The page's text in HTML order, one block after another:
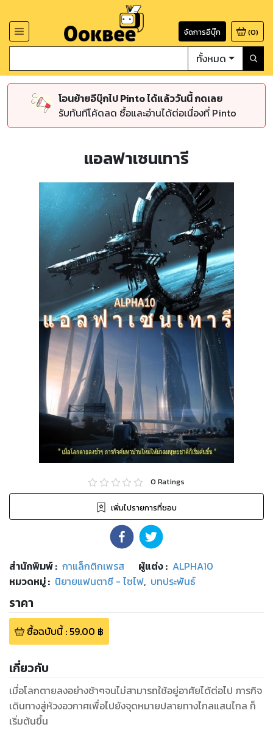
จัดการอีบุ๊ก (0)
ทั้งหมด
โอนย้ายอีบุ๊กไป Pinto ได้แล้ววันนี้ กดเลย
รับทันทีโค้ดลด ซื้อและอ่านได้ต่อเนื่องที่ Pinto
แอลฟาเซนเทารี
0 Ratings
เพิ่มไปรายการที่ชอบ
สำนักพิมพ์: กาแล็กติกเพรส ผู้แต่ง : ALPHA10
หมวดหมู่: นิยายแฟนตาซี - ไซไฟ, บทประพันธ์
ราคา
ซื้อฉบับนี้: 59.00 ฿
เกี่ยวกับ
เมื่อโลกตายลงอย่างช้าๆจนไม่สามารถใช้อยู่อาศัยได้ต่อไป ภารกิจ
เดินทางสู่ห้วงอวกาศเพื่อไปยังจุดหมายปลายทางไกลแสนไกล ก็
เริ่มต้นขึ้น